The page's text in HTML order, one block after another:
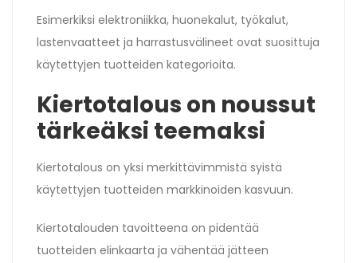
Esimerkiksi elektroniikka, huonekalut, työkalut,
lastenvaatteet ja harrastusvälineet ovat suosittuja
käytettyjen tuotteiden kategorioita.
Kiertotalous on noussut
tärkeäksi teemaksi
Kiertotalous on yksi merkittävimmistä syistä
käytettyjen tuotteiden markkinoiden kasvuun.
Kiertotalouden tavoitteena on pidentää
tuotteiden elinkaarta ja vähentää jätteen